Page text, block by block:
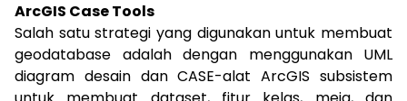
ArcGIS Case Tools
Salah satu strategi yang digunakan untuk membuat
geodatabase adalah dengan menggunakan UML
diagram desain dan CASE-alat ArcGIS subsistem